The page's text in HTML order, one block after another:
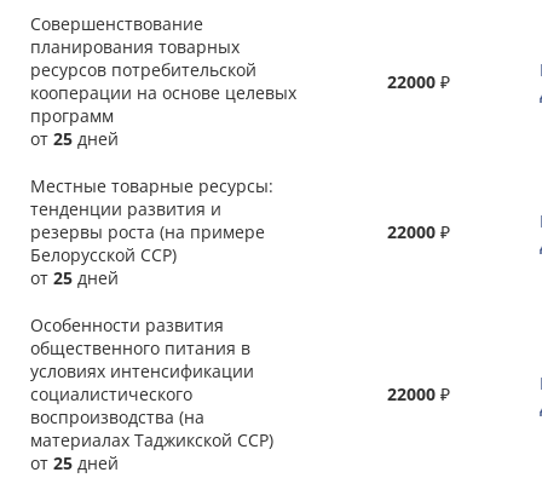
Совершенствование
планирования товарных
ресурсов потребительской
кооперации на основе целевых
программ
от 25 дней
22000 ₽
Местные товарные ресурсы:
тенденции развития и
резервы роста (на примере
Белорусской ССР)
от 25 дней
22000 ₽
Особенности развития
общественного питания в
условиях интенсификации
социалистического
воспроизводства (на
материалах Таджикской ССР)
от 25 дней
22000 ₽